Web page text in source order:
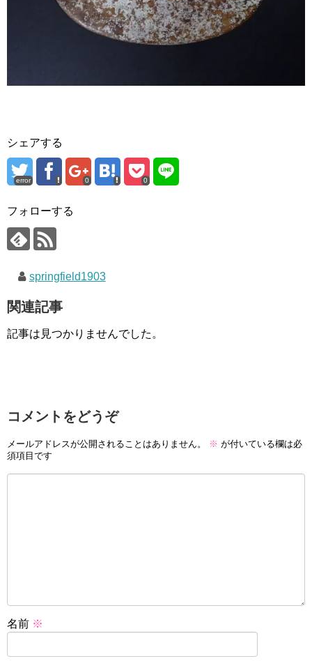
シェアする
error 0 0
フォローする
springfield1903
関連記事
記事は見つかりませんでした。
コメントをどうぞ
メールアドレスが公開されることはありません。 ※ が付いている欄は必
須項目です
名前 ※